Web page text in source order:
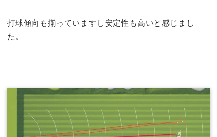
打球傾向も揃っていますし安定性も高いと感じまし
た。